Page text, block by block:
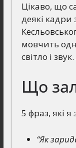
Цікаво, що
деякі кадри
мовчить
світло і
Що
5 фраз, які
“Як